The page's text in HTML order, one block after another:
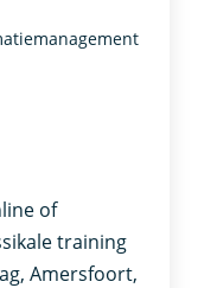
of
training
Amersfoort,